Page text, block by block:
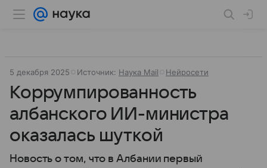
5 декабря 2025 Источник: Наука Mail Нейросети
Коррумпированность
албанского ИИ-министра
оказалась шуткой
Новость о том, что в Албании первый